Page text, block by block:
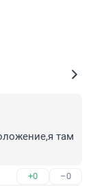
там
+0 –0